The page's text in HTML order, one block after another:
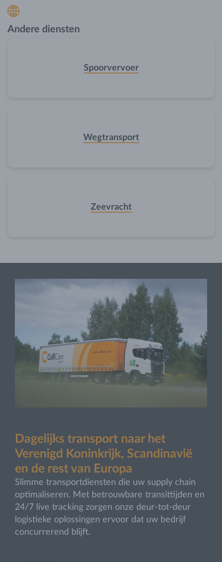
Andere diensten
Spoorvervoer
Wegtransport
Zeevracht
Dagelijks transport naar het
Verenigd Koninkrijk, Scandinavië
en de rest van Europa
Slimme transportdiensten die uw supply chain
optimaliseren. Met betrouwbare transittijden en
24/7 live tracking zorgen onze deur‑tot‑deur
logistieke oplossingen ervoor dat uw bedrijf
concurrerend blijft.